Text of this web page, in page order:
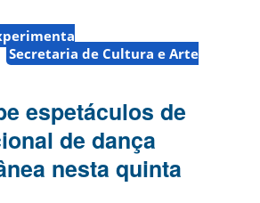
Secretaria de Cultura e Arte
espetáculos de
de dança
nesta quinta